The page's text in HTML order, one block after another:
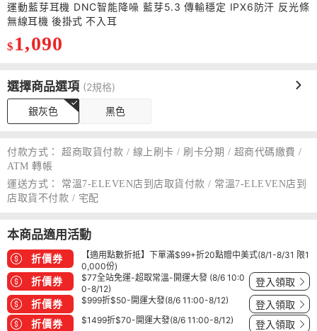
運動藍芽耳機 DNC智能降噪 藍芽5.3 傳輸穩定 IPX6防汗 反光條
無線耳機 後掛式 不入耳
$ 1,090
選擇商品選項 (2規格)
銀灰色 黑色
付款方式：
超商取貨付款 / 線上刷卡 / 刷卡分期 / 超商代碼繳費 /
ATM 轉帳
運送方式：
常溫7-ELEVEN店到店取貨付款 / 常溫7-ELEVEN店到
店取貨不付款 / 宅配
本商品適用活動
折價券
【適用點數折抵】下單滿$99+折20點贈中美式(8/1-8/31 限1
0,000份)
折價券
$77全站免運-超取常溫-開運大發 (8/6 10:0
0-8/12)
登入領取
折價券 $999折$50-開運大發(8/6 11:00-8/12) 登入領取
折價券 $1499折$70-開運大發(8/6 11:00-8/12) 登入領取